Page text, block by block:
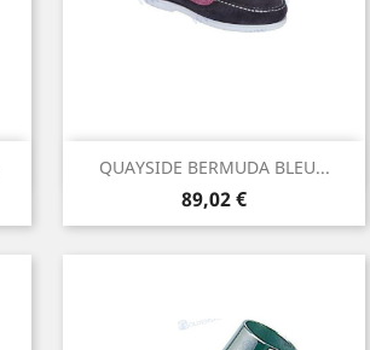
QUAYSIDE BERMUDA BLEU...
Prix
89,02 €
Aperçu rapide